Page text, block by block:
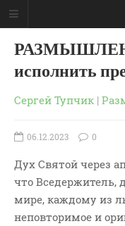
исполнить
Сергей Тупчик |
06.12.2023 0
Дух Святой через
что Вседержитель,
мире, каждому из
неповторимое и